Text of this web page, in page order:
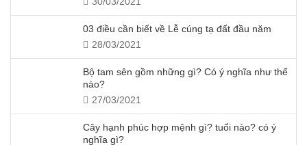
03 điều cần biết về Lễ cúng tạ đất đầu năm
28/03/2021
Bộ tam sên gồm những gì? Có ý nghĩa như thế
nào?
27/03/2021
Cây hạnh phúc hợp mệnh gì? tuổi nào? có ý
nghĩa gì?